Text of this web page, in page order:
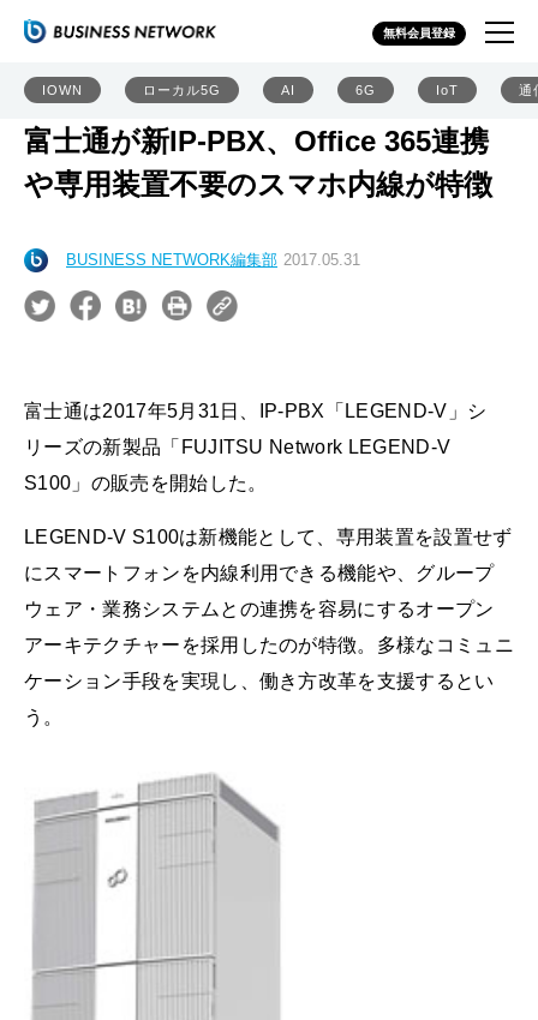
無料会員登録
IOWN ローカル5G AI 6G IoT 通
富士通が新IP-PBX、Office 365連携
や専用装置不要のスマホ内線が特徴
BUSINESS NETWORK編集部 2017.05.31
富士通は2017年5月31日、IP-PBX「LEGEND-V」シ
リーズの新製品「FUJITSU Network LEGEND-V
S100」の販売を開始した。
LEGEND-V S100は新機能として、専用装置を設置せず
にスマートフォンを内線利用できる機能や、グループ
ウェア・業務システムとの連携を容易にするオープン
アーキテクチャーを採用したのが特徴。多様なコミュニ
ケーション手段を実現し、働き方改革を支援するとい
う。